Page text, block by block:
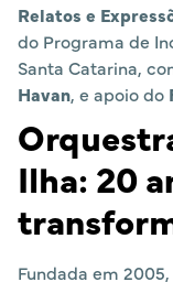
Relatos e
do Programa de
Santa Catarina,
Havan, e apoio do
Ilha: 20
Fundada em